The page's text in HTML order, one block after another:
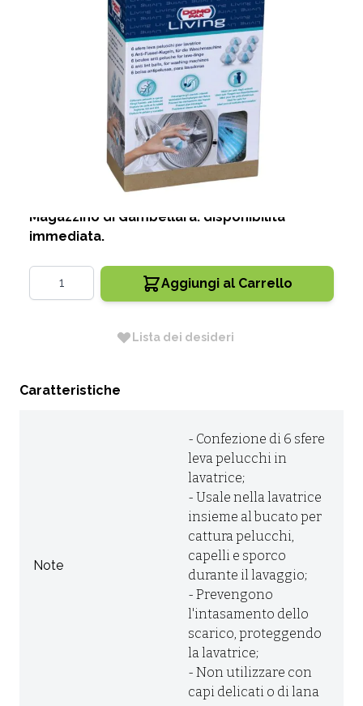
SET 6 PALLE LEVAPELUCCHI
901028
Disponibile
Magazzino di Gambellara: disponibilità
immediata.
Quantità
Aggiungi al Carrello
Lista dei desideri
Caratteristiche
Note
- Confezione di 6 sfere
leva pelucchi in
lavatrice;
- Usale nella lavatrice
insieme al bucato per
cattura pelucchi,
capelli e sporco
durante il lavaggio;
- Prevengono
l'intasamento dello
scarico, proteggendo
la lavatrice;
- Non utilizzare con
capi delicati o di lana